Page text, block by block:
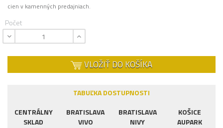
cien v kamenných predajniach.
Počet
VLOŽIŤ DO KOŠÍKA
TABUĽKA DOSTUPNOSTI
CENTRÁLNY
SKLAD
BRATISLAVA
VIVO
BRATISLAVA
NIVY
KOŠICE
AUPARK